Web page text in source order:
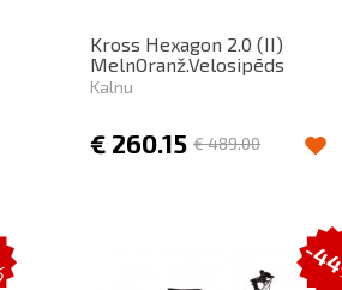
Kross Hexagon 2.0 (II)
MelnOranž.Velosipēds
Kalnu
€ 260.15 €489.00
-